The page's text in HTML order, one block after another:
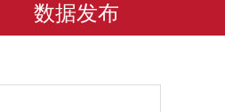
数据发布